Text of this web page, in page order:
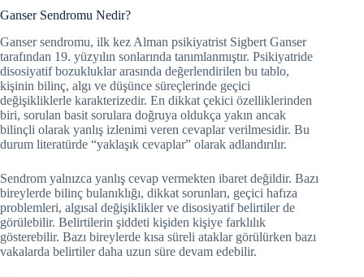
Ganser Sendromu Nedir?
Ganser sendromu, ilk kez Alman psikiyatrist Sigbert Ganser
tarafından 19. yüzyılın sonlarında tanımlanmıştır. Psikiyatride
disosiyatif bozukluklar arasında değerlendirilen bu tablo,
kişinin bilinç, algı ve düşünce süreçlerinde geçici
değişikliklerle karakterizedir. En dikkat çekici özelliklerinden
biri, sorulan basit sorulara doğruya oldukça yakın ancak
bilinçli olarak yanlış izlenimi veren cevaplar verilmesidir. Bu
durum literatürde “yaklaşık cevaplar” olarak adlandırılır.
Sendrom yalnızca yanlış cevap vermekten ibaret değildir. Bazı
bireylerde bilinç bulanıklığı, dikkat sorunları, geçici hafıza
problemleri, algısal değişiklikler ve disosiyatif belirtiler de
görülebilir. Belirtilerin şiddeti kişiden kişiye farklılık
gösterebilir. Bazı bireylerde kısa süreli ataklar görülürken bazı
vakalarda belirtiler daha uzun süre devam edebilir.